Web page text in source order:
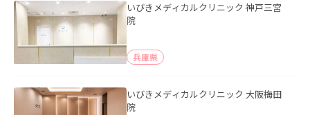
いびきメディカルクリニック 神戸三宮
院
兵庫県
いびきメディカルクリニック 大阪梅田
院